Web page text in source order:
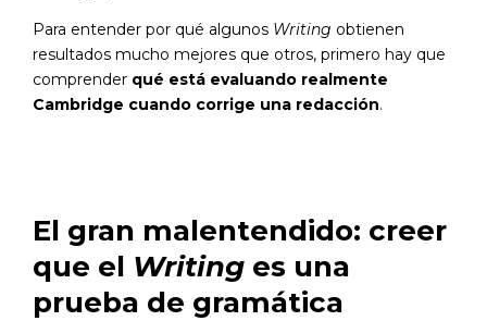
Para entender por qué algunos Writing obtienen
resultados mucho mejores que otros, primero hay que
comprender qué está evaluando realmente
Cambridge cuando corrige una redacción.
El gran malentendido: creer
que el Writing es una
prueba de gramática